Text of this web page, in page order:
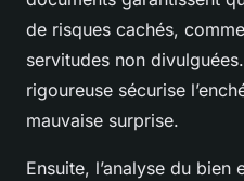
de risques cachés,
servitudes non
rigoureuse sécurise
mauvaise surprise.
Ensuite, l’analyse du